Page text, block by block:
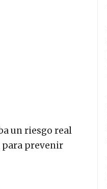
un riesgo real
para prevenir